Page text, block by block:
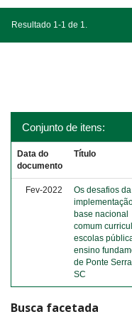
Resultado 1-1 de 1.
Conjunto de itens:
Data do
documento
Título
Fev-2022
Os desafios da
base nacional
comum
escolas
ensino
de Ponte
SC
Busca facetada